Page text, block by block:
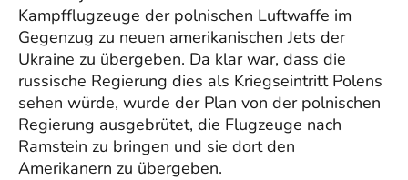
Kampfflugzeuge der polnischen Luftwaffe im
Gegenzug zu neuen amerikanischen Jets der
Ukraine zu übergeben. Da klar war, dass die
russische Regierung dies als Kriegseintritt Polens
sehen würde, wurde der Plan von der polnischen
Regierung ausgebrütet, die Flugzeuge nach
Ramstein zu bringen und sie dort den
Amerikanern zu übergeben.